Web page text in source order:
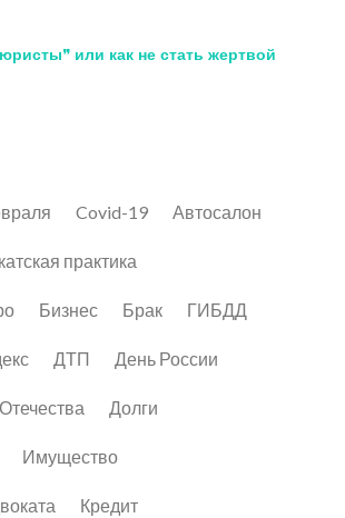
или как не стать жертвой
Covid-19 Автосалон
практика
Бизнес Брак ГИБДД
ДТП День России
Долги
Имущество
Кредит